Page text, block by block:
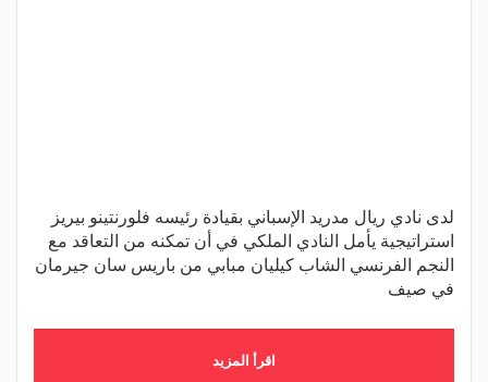
لدى نادي ريال مدريد الإسباني بقيادة رئيسه فلورنتينو بيريز
استراتيجية يأمل النادي الملكي في أن تمكنه من التعاقد مع
النجم الفرنسي الشاب كيليان مبابي من باريس سان جيرمان
في صيف
اقرأ المزيد